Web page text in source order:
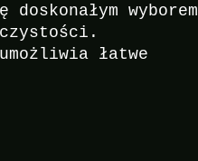
wyborem
łatwe